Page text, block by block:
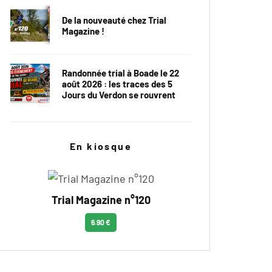
De la nouveauté chez Trial
Magazine !
Randonnée trial à Boade le 22
août 2026 : les traces des 5
Jours du Verdon se rouvrent
En kiosque
Trial Magazine n°120
6.90 €